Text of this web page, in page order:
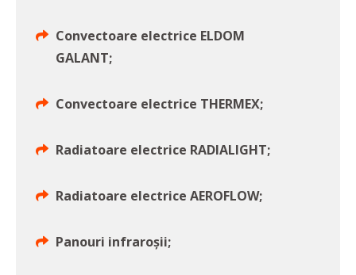
Convectoare electrice ELDOM
GALANT;
Convectoare electrice THERMEX;
Radiatoare electrice RADIALIGHT;
Radiatoare electrice AEROFLOW;
Panouri infraroșii;